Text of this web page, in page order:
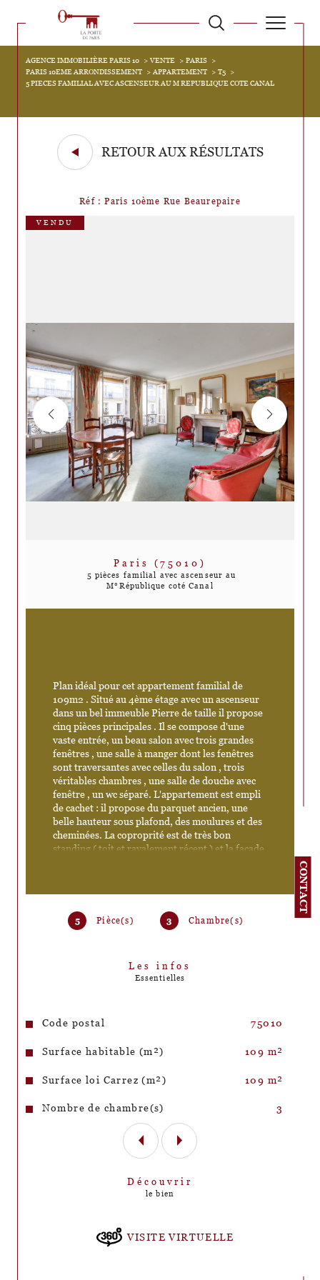
CONTACT
AGENCE IMMOBILIÈRE PARIS 10 VENTE
PARIS
PARIS 10EME ARRONDISSEMENT
APPARTEMENT
T5
5 PIECES FAMILIAL AVEC ASCENSEUR AU M REPUBLIQUE COTE CANAL
RETOUR AUX RÉSULTATS
Réf : Paris 10ème Rue Beaurepaire
VENDU
Paris (75010)
5 pièces familial avec ascenseur au
M°République coté Canal
5 Pièce(s) 3 Chambre(s)
Les infos
Essentielles
Caractéristiques Valeurs
Code postal 75010
Surface habitable (m²) 109 m²
Surface loi Carrez (m²) 109 m²
Nombre de chambre(s) 3
Plan idéal pour cet appartement familial de
109m2 . Situé au 4ème étage avec un ascenseur
dans un bel immeuble Pierre de taille il propose
cinq pièces principales . Il se compose d'une
vaste entrée, un beau salon avec trois grandes
fenêtres , une salle à manger dont les fenêtres
sont traversantes avec celles du salon , trois
véritables chambres , une salle de douche avec
fenêtre , un wc séparé. L'appartement est empli
de cachet : il propose du parquet ancien, une
belle hauteur sous plafond, des moulures et des
cheminées. La coproprité est de très bon
standing ( toit et ravalement récent ) et la façade
Beaurepaire , M°République à quelques mètres
du Canal Saint Martin : quartier prisé.
Découvrir
le bien
VISITE VIRTUELLE